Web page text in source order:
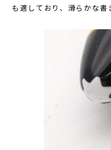
も適しており、滑らかな書